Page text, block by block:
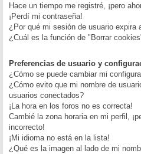
Hace un tiempo me registré, ¡pero
¡Perdí mi contraseña!
¿Por qué mi sesión de usuario expira
¿Cuál es la función de "Borrar
Preferencias de usuario y
¿Cómo se puede cambiar mi
¿Cómo evito que mi nombre de
usuarios conectados?
¡La hora en los foros no es correcta!
Cambié la zona horaria en mi perfil,
incorrecto!
¡Mi idioma no está en la lista!
¿Qué es la imagen al lado de mi